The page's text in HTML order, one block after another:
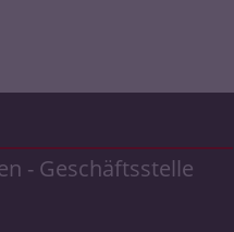
- Geschäftsstelle